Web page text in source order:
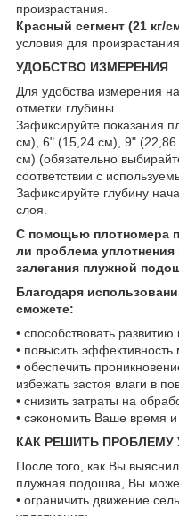
произрастания.
Красный сегмент (21 кг/
условия для произрастания.
УДОБСТВО ИЗМЕРЕНИЯ
Для удобства измерения
отметки глубины.
Зафиксируйте показания
см), 6" (15,24 см), 9"
см) (обязательно
соответствии с
Зафиксируйте глубину
слоя.
С помощью плотномера
ли проблема уплотнения
залегания плужной
Благодаря
сможете:
• способствовать
• повысить
• обеспечить
избежать застоя влаги в
• снизить затраты на
• сэкономить Ваше время и
КАК РЕШИТЬ
После того, как Вы
плужная подошва, Вы
• ограничить движение